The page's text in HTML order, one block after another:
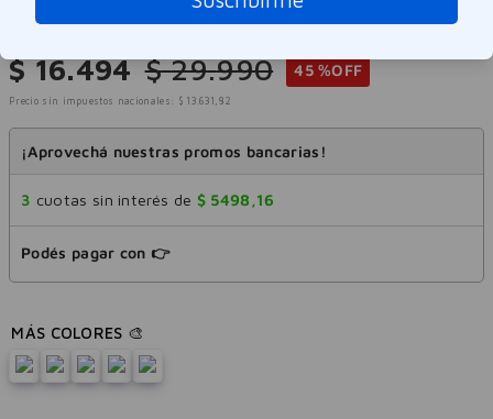
Referencia:-321922
$ 16.494 $ 29.990 45 %OFF
Precio sin impuestos nacionales: $ 13 .631 , 82
¡Aprovechá nuestras promos bancarias!
3 cuotas sin interés de $ 5498 ,16
Podés pagar con 👉